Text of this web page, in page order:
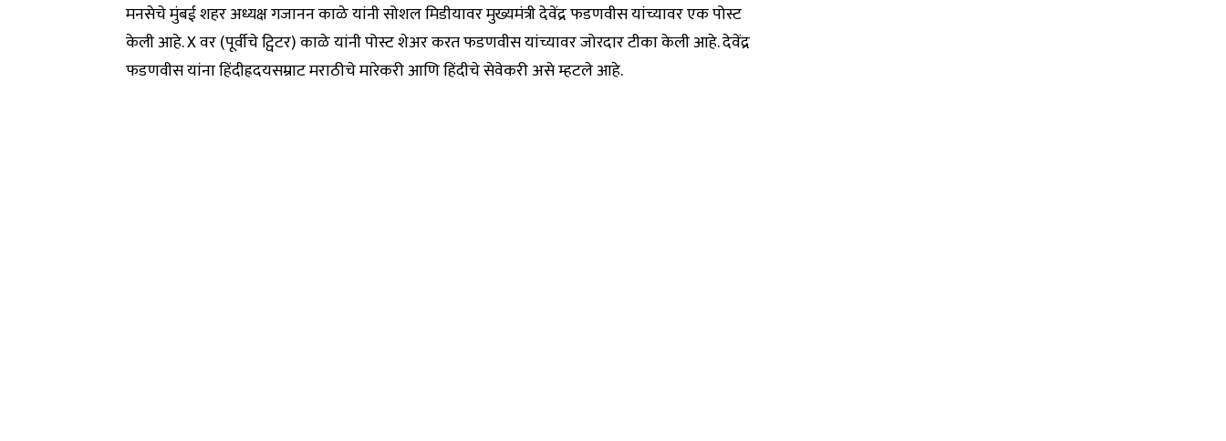
मनसेचे मुंबई शहर अध्यक्ष गजानन काळे यांनी सोशल मिडीयावर मुख्यमंत्री देवेंद्र फडणवीस यांच्यावर एक पोस्ट
केली आहे. X वर (पूर्वीचे ट्विटर) काळे यांनी पोस्ट शेअर करत फडणवीस यांच्यावर जोरदार टीका केली आहे. देवेंद्र
फडणवीस यांना हिंदीह्रदयसम्राट मराठीचे मारेकरी आणि हिंदीचे सेवेकरी असे म्हटले आहे.